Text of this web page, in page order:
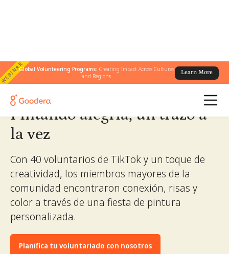
WEBINARGlobal Volunteering Programs: Creating Impact Across Cultures
and Regions
Learn More
← Todas las historias/Pintando alegría, un trazo a la vez
Pintando alegría, un trazo a
la vez
Con 40 voluntarios de TikTok y un toque de
creatividad, los miembros mayores de la
comunidad encontraron conexión, risas y
color a través de una fiesta de pintura
personalizada.
Planifica tu voluntariado con nosotros